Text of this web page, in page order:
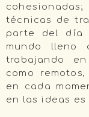
técnicas de
parte del día
mundo lleno
trabajando
como
en cada
en las ideas es